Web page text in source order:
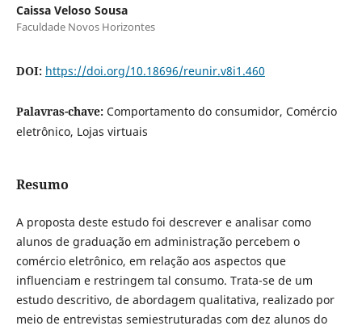
Caissa Veloso Sousa
Faculdade Novos Horizontes
DOI: https://doi.org/10.18696/reunir.v8i1.460
Palavras-chave: Comportamento do consumidor, Comércio
eletrônico, Lojas virtuais
Resumo
A proposta deste estudo foi descrever e analisar como
alunos de graduação em administração percebem o
comércio eletrônico, em relação aos aspectos que
influenciam e restringem tal consumo. Trata-se de um
estudo descritivo, de abordagem qualitativa, realizado por
meio de entrevistas semiestruturadas com dez alunos do